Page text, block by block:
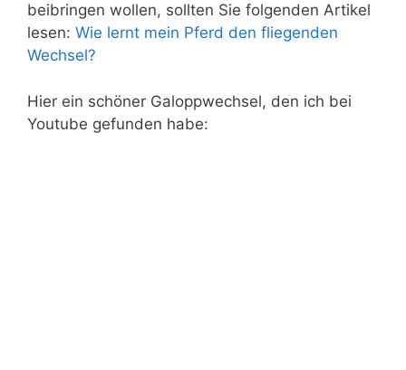
beibringen wollen, sollten Sie folgenden Artikel
lesen: Wie lernt mein Pferd den fliegenden
Wechsel?
Hier ein schöner Galoppwechsel, den ich bei
Youtube gefunden habe: